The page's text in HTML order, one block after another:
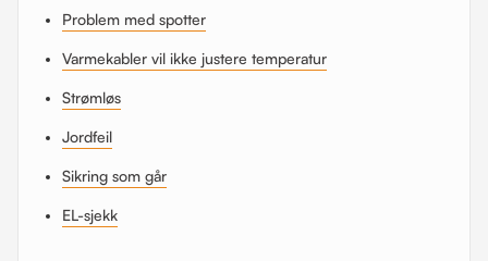
Problem med spotter
Varmekabler vil ikke justere temperatur
Strømløs
Jordfeil
Sikring som går
EL-sjekk